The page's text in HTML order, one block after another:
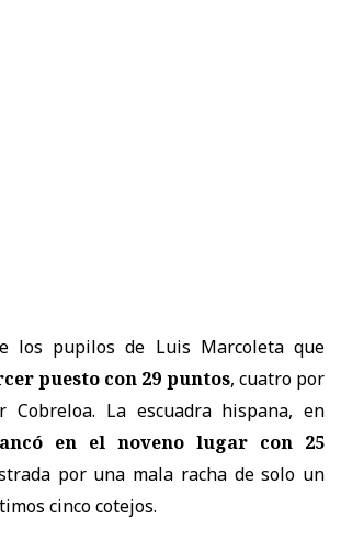
los pupilos de Luis Marcoleta que
puesto con 29 puntos, cuatro por
Cobreloa. La escuadra hispana, en
en el noveno lugar con 25
por una mala racha de solo un
cinco cotejos.